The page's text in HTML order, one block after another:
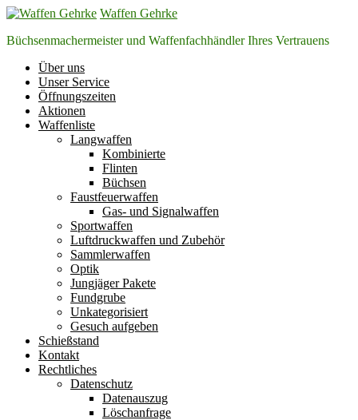
Zum
springen
Waffen Gehrke
Büchsenmachermeister und Waffenfachhändler Ihres Vertrauens
Über uns
Unser Service
Öffnungszeiten
Aktionen
Waffenliste
Langwaffen
Kombinierte
Flinten
Büchsen
Faustfeuerwaffen
Gas- und Signalwaffen
Sportwaffen
Luftdruckwaffen und Zubehör
Sammlerwaffen
Optik
Jungjäger Pakete
Fundgrube
Unkategorisiert
Gesuch aufgeben
Schießstand
Kontakt
Rechtliches
Datenschutz
Datenauszug
Löschanfrage